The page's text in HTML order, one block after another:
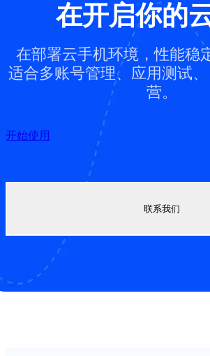
在开启你的
在部署云手机环境，性能稳
适合多账号管理、应用测试
营。
开始使用
联系我们